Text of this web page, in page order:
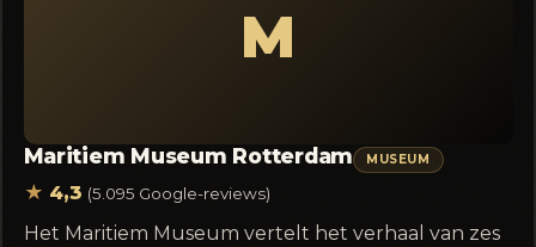
M
Maritiem Museum Rotterdam MUSEUM
★ 4,3 (5.095 Google-reviews)
Het Maritiem Museum vertelt het verhaal van zes